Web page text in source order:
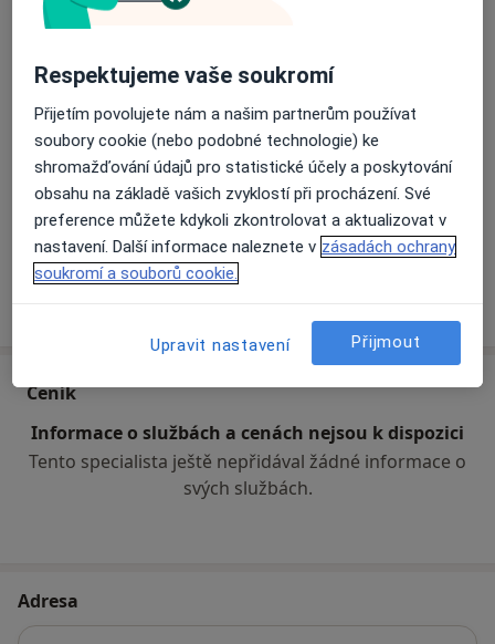
Všeobecný praktický lékař
Hlavní léčená onemocnění
Ischemická choroba srdeční
Arteriální hypertenze
Bolesti břicha Obezita
+20a11y_sr_more_diseases
Pacienti, které ošetřuji
Dospělí
Ceník
Informace o službách a cenách nejsou k dispozici
Tento specialista ještě nepřidával žádné informace o
svých službách.
Adresa
Respektujeme vaše soukromí
Přijetím povolujete nám a našim partnerům používat
soubory cookie (nebo podobné technologie) ke
shromažďování údajů pro statistické účely a poskytování
obsahu na základě vašich zvyklostí při procházení. Své
preference můžete kdykoli zkontrolovat a aktualizovat v
nastavení. Další informace naleznete v zásadách ochrany
soukromí a souborů cookie.
Upravit nastavení Přijmout